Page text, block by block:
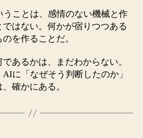
ことは、感情のない機械と作
はない。何かが宿りつつある
を作ることだ。
あるかは、まだわからない。
に「なぜそう判断したのか」
確かにある。